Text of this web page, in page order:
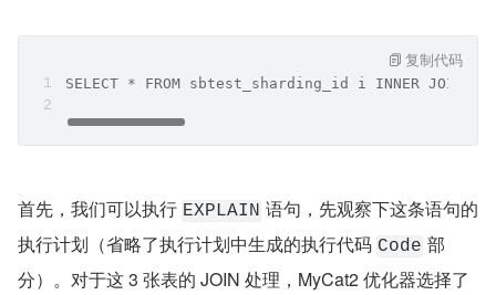
SELECT * FROM sbtest_sharding_id i INNER
复制代码
首先，我们可以执行 EXPLAIN 语句，先观察下这条语句的
执行计划（省略了执行计划中生成的执行代码 Code 部